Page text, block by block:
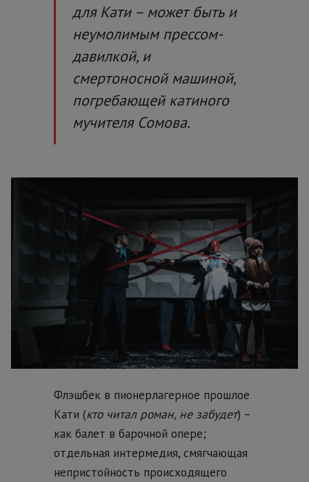
для Кати – может быть и
неумолимым прессом-
давилкой, и
смертоносной машиной,
погребающей катиного
мучителя Сомова.
Флэшбек в пионерлагерное прошлое
Кати (кто читал роман, не забудет) –
как балет в барочной опере;
отдельная интермедия, смягчающая
непристойность происходящего